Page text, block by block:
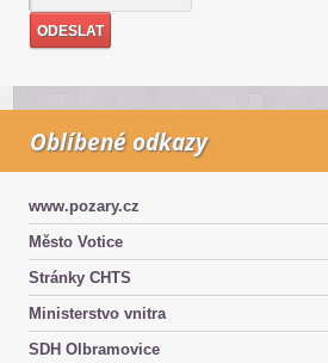
Oblíbené odkazy
www.pozary.cz
Město Votice
Stránky CHTS
Ministerstvo vnitra
SDH Olbramovice